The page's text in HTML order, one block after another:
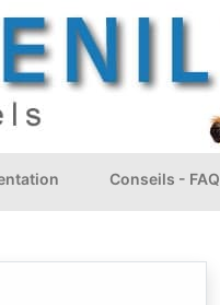
Conseils - FAQ